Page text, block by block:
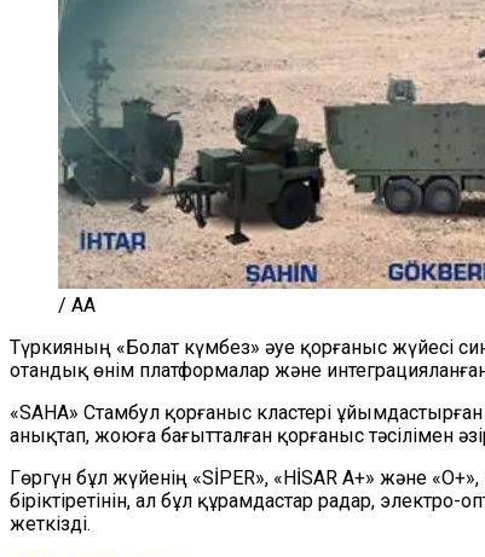
/ AA
Түркияның «Болат күмбез» әуе қорғаныс жүйесі
отандық өнім платформалар және
«SAHA» Стамбул қорғаныс кластері
анықтап, жоюға бағытталған қорғаныс тәсілімен
Гөргүн бұл жүйенің «SİPER», «HİSAR A+» және
біріктіретінін, ал бұл құрамдастар радар,
жеткізді.